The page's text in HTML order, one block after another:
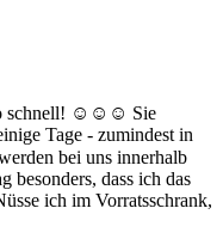
schnell! ☺️☺️☺️ Sie
Tage - zumindest in
bei uns innerhalb
besonders, dass ich das
ich im Vorratsschrank,